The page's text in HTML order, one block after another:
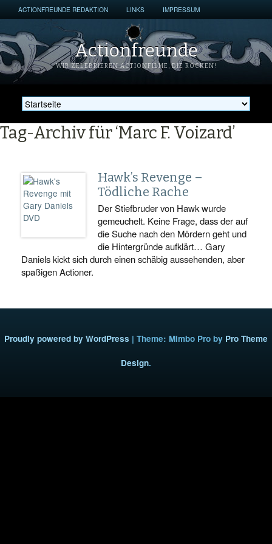
ACTIONFREUNDE REDAKTION LINKS IMPRESSUM
Actionfreunde
WIR ZELEBRIEREN ACTIONFILME, DIE ROCKEN!
Tag-Archiv für ‘Marc F. Voizard’
Hawk’s Revenge –
Tödliche Rache
Der Stiefbruder von Hawk wurde
gemeuchelt. Keine Frage, dass der auf
die Suche nach den Mördern geht und
die Hintergründe aufklärt… Gary
Daniels kickt sich durch einen schäbig aussehenden, aber
spaßigen Actioner.
Proudly powered by WordPress | Theme: Mimbo Pro by Pro Theme
Design.